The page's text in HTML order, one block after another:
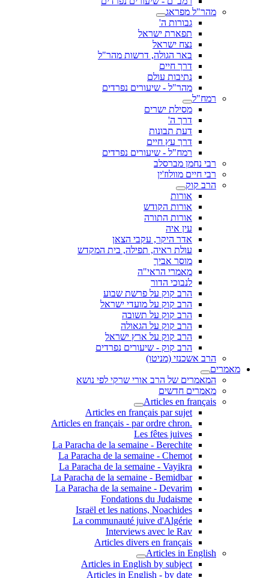
מהר"ל מפראג
גבורות ה'
תפארת ישראל
נצח ישראל
באר הגולה, דרשות מהר"ל
דרך חיים
נתיבות עולם
מהר"ל - שיעורים נפרדים
רמח"ל
מסילת ישרים
דרך ה'
דעת תבונות
דרך עץ חיים
רמח"ל - שיעורים נפרדים
רבי נחמן מברסלב
רבי חיים מוולוז'ין
הרב קוק
אורות
אורות הקודש
אורות התורה
עין איה
אדר היקר, עקבי הצאן
עולת ראיה, תפילה, בית המקדש
מוסר אביך
מאמרי הראי"ה
לנבוכי הדור
הרב קוק על פרשת שבוע
הרב קוק על מועדי ישראל
הרב קוק על תשובה
הרב קוק על הגאולה
הרב קוק על ארץ ישראל
הרב קוק - שיעורים נפרדים
הרב אשכנזי (מניטו)
מאמרים
המאמרים של הרב אורי שרקי לפי נושא
מאמרים חדשים
Articles en français
Articles en français par sujet
.Articles en français - par ordre chron
Les fêtes juives
La Paracha de la semaine - Berechite
La Paracha de la semaine - Chemot
La Paracha de la semaine - Vayikra
La Paracha de la semaine - Bemidbar
La Paracha de la semaine - Devarim
Fondations du Judaisme
Israël et les nations, Noachides
La communauté juive d'Algérie
Interviews avec le Rav
Articles divers en français
Articles in English
Articles in English by subject
Articles in English - by date